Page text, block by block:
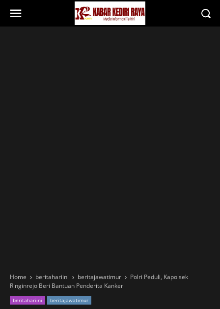
Home beritahariini beritajawatimur
Polri Peduli, Kapolsek
Ringinrejo Beri Bantuan Penderita Kanker
beritahariini beritajawatimur